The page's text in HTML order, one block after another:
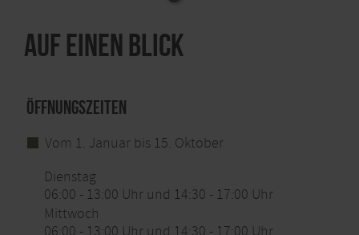
Auf einen Blick
Öffnungszeiten
Vom 1. Januar bis 15. Oktober
Dienstag
06:00 - 13:00 Uhr und 14:30 - 17:00 Uhr
Mittwoch